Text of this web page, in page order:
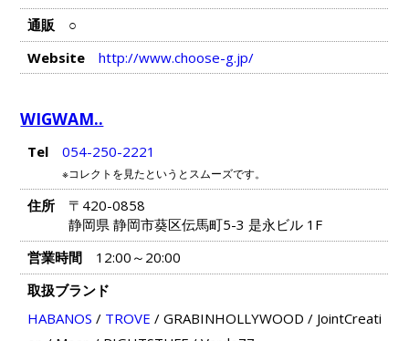
通販
○
Website
http://www.choose-g.jp/
WIGWAM..
Tel 054-250-2221
※コレクトを見たというとスムーズです。
住所
〒420-0858
静岡県 静岡市葵区伝馬町5-3 是永ビル 1F
営業時間
12:00～20:00
取扱ブランド
HABANOS / TROVE / GRABINHOLLYWOOD / JointCreati